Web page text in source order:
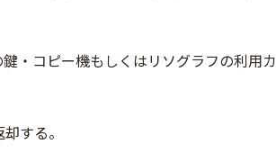
・コピー機もしくはリソグラフの利用カ
する。